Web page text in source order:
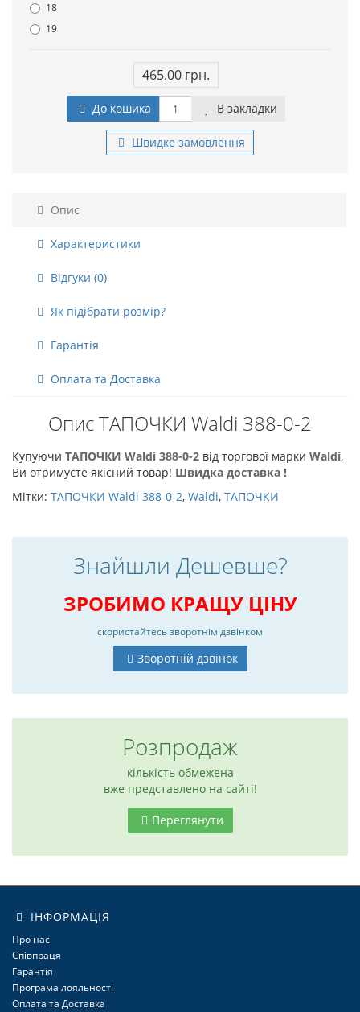
18
19
465.00 грн.
До кошика В закладки
Швидке замовлення
Опис
Характеристики
Відгуки (0)
Як підібрати розмір?
Гарантія
Оплата та Доставка
Опис ТАПОЧКИ Waldi 388-0-2
Купуючи ТАПОЧКИ Waldi 388-0-2 від торгової марки Waldi,
Ви отримуєте якісний товар! Швидка доставка !
Мітки: ТАПОЧКИ Waldi 388-0-2, Waldi, ТАПОЧКИ
Знайшли Дешевше?
ЗРОБИМО КРАЩУ ЦІНУ
скористайтесьзворотнім дзвінком
Зворотній дзвінок
Розпродаж
кількість обмежена
вже представлено на сайті!
Переглянути
ІНФОРМАЦІЯ
Про нас
Співпраця
Гарантія
Програма лояльності
Оплата та Доставка